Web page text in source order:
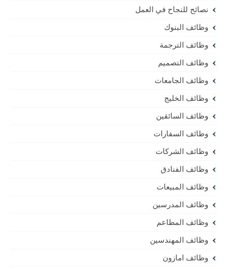
نصائح للنجاح في العمل
وظائف البنوك
وظائف الترجمة
وظائف التصميم
وظائف الجامعات
وظائف الخليج
وظائف السائقين
وظائف السفارات
وظائف الشركات
وظائف الفنادق
وظائف المبيعات
وظائف المدرسين
وظائف المطاعم
وظائف المهندسين
وظائف امازون